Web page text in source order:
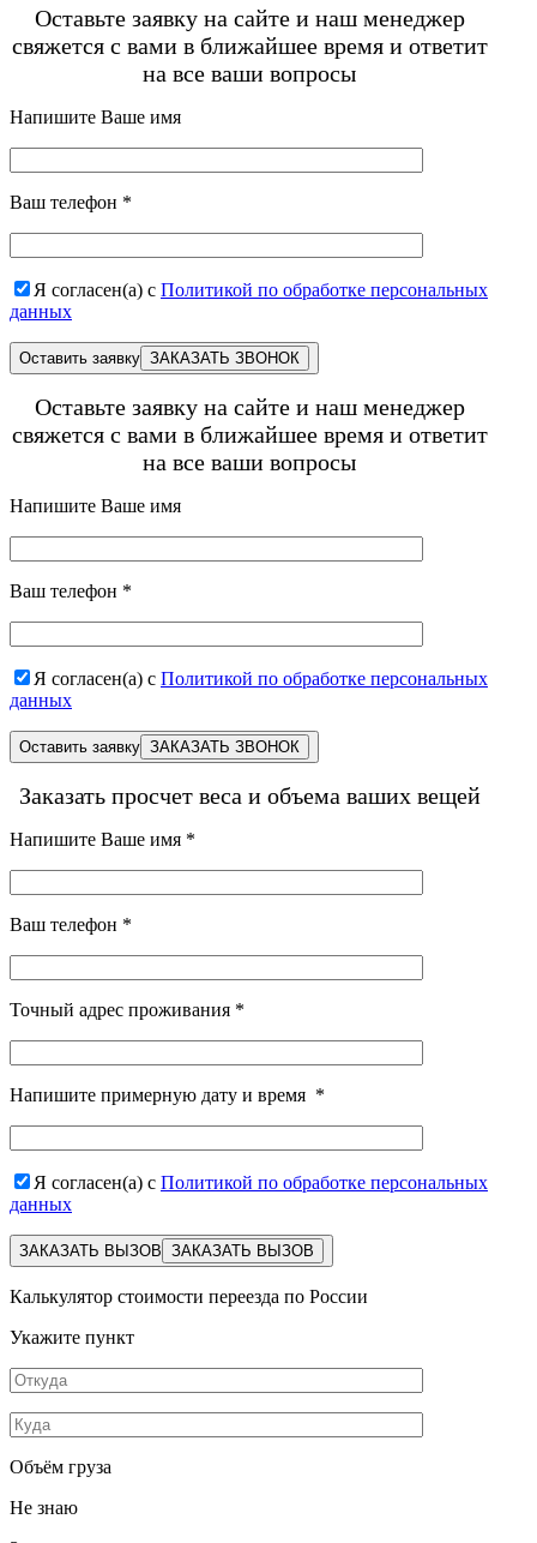
Оставьте заявку на сайте и наш менеджер
свяжется с вами в ближайшее время и ответит
на все ваши вопросы
Напишите Ваше имя
Ваш телефон *
Я согласен(а) с Политикой по обработке персональных
данных
Оставить заявку
Оставьте заявку на сайте и наш менеджер
свяжется с вами в ближайшее время и ответит
на все ваши вопросы
Напишите Ваше имя
Ваш телефон *
Я согласен(а) с Политикой по обработке персональных
данных
Оставить заявку
Заказать просчет веса и объема ваших вещей
Напишите Ваше имя *
Ваш телефон *
Точный адрес проживания *
Напишите примерную дату и время *
Я согласен(а) с Политикой по обработке персональных
данных
ЗАКАЗАТЬ ВЫЗОВ
Калькулятор стоимости переезда по России
Укажите пункт
Объём груза
Не знаю